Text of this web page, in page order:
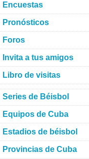
Encuestas
Pronósticos
Foros
Invita a tus amigos
Libro de visitas
Series de Béisbol
Equipos de Cuba
Estadios de béisbol
Provincias de Cuba